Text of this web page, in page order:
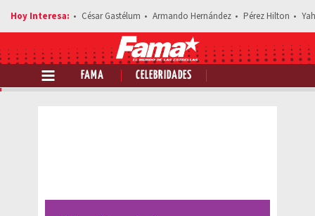
César Gastélum Armando Hernández Pérez Hilton
FAMA CELEBRIDADES
Comparte esta noticia